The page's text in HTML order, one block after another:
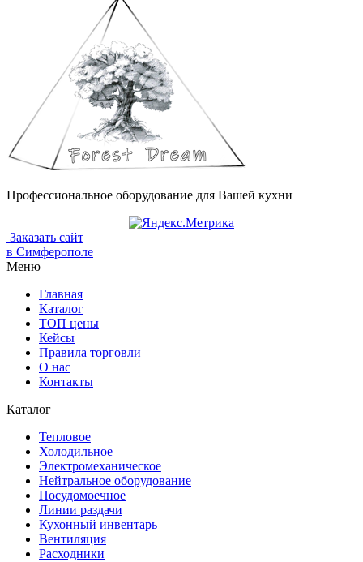
Профессиональное оборудование для Вашей кухни
Заказать сайт
в Симферополе
Меню
Главная
Каталог
ТОП цены
Кейсы
Правила торговли
О нас
Контакты
Каталог
Тепловое
Холодильное
Электромеханическое
Нейтральное оборудование
Посудомоечное
Линии раздачи
Кухонный инвентарь
Вентиляция
Расходники